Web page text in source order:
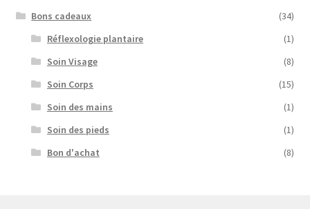
Bons cadeaux
(34)
Réflexologie plantaire
(1)
Soin Visage
(8)
Soin Corps
(15)
Soin des mains
(1)
Soin des pieds
(1)
Bon d'achat
(8)